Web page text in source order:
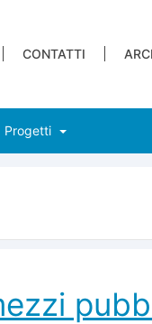
CONTATTI
Progetti